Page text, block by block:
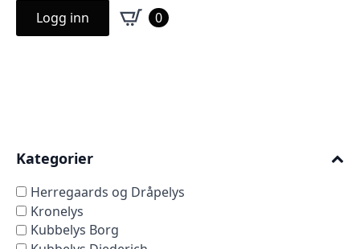
Logg inn 0
Kategorier
Herregaards og Dråpelys
Kronelys
Kubbelys Borg